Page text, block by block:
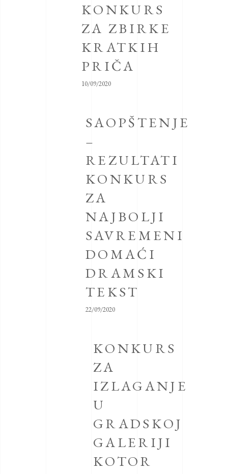
KONKURS
ZA ZBIRKE
KRATKIH
PRIČA
10/09/2020
SAOPŠTENJE
–
REZULTATI
KONKURS
ZA
NAJBOLJI
SAVREMENI
DOMAĆI
DRAMSKI
TEKST
22/09/2020
KONKURS
ZA
IZLAGANJE
U
GRADSKOJ
GALERIJI
KOTOR